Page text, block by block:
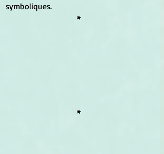
symboliques.
*
*